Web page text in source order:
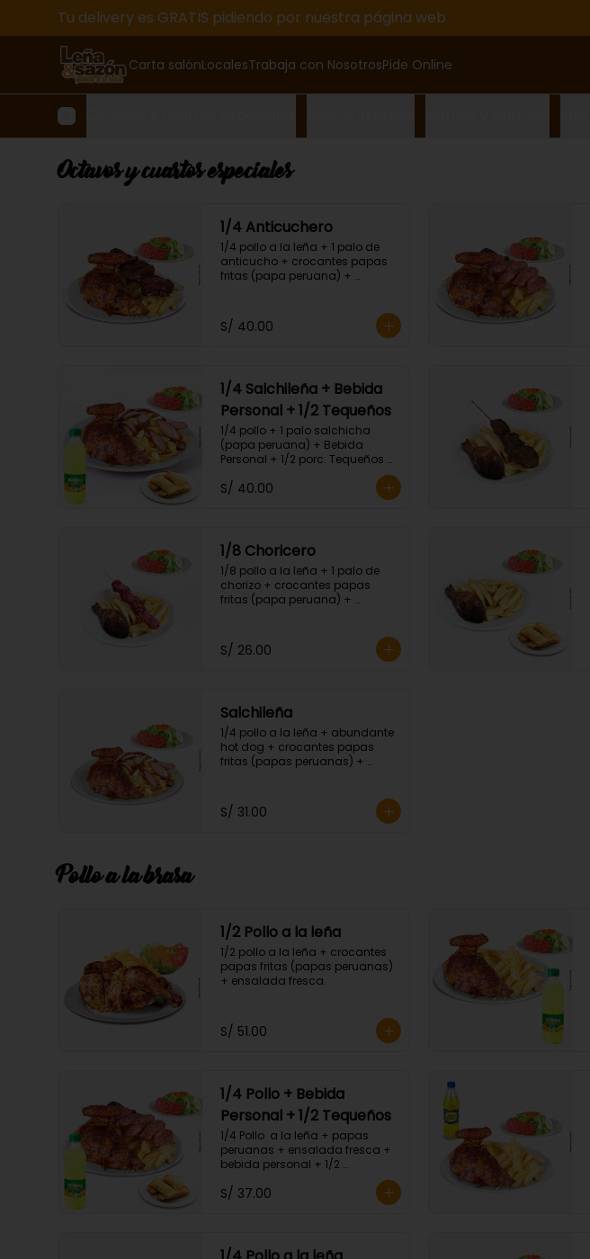
Tu delivery es GRATIS pidiendo por nuestra página web
Carta salónLocalesTrabaja con NosotrosPide Online
Octavos y cuartos especiales
1/4 Anticuchero
1/4 pollo a la leña + 1 palo de
anticucho + crocantes papas
fritas (papa peruana) +
S/ 40.00
1/4 Salchileña + Bebida
Personal + 1/2 Tequeños
1/4 pollo + 1 palo salchicha
(papa peruana) + Bebida
Personal + 1/2 porc. Tequeños +
S/ 40.00
1/8 Choricero
1/8 pollo a la leña + 1 palo de
chorizo + crocantes papas
fritas (papa peruana) +
S/ 26.00
Salchileña
1/4 pollo a la leña + abundante
hot dog + crocantes papas
fritas (papas peruanas) +
S/ 31.00
Pollo a la brasa
1/2 Pollo a la leña
1/2 pollo a la leña + crocantes
papas fritas (papas peruanas)
+ ensalada fresca.
S/ 51.00
1/4 Pollo + Bebida
Personal + 1/2 Tequeños
1/4 Pollo  a la leña + papas
peruanas + ensalada fresca +
bebida personal + 1/2
S/ 37.00